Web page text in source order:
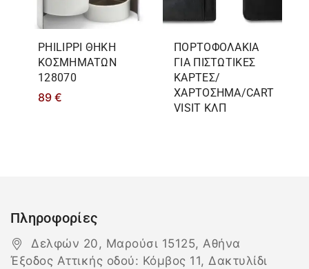
PHILIPPΙ ΘΗΚΗ
ΚΟΣΜΗΜΑΤΩΝ
128070
89 €
ΠΟΡΤΟΦΟΛΑΚΙΑ
ΓΙΑ ΠΙΣΤΩΤΙΚΕΣ
ΚΑΡΤΕΣ/
ΧΑΡΤΟΣΗΜΑ/CART
VISIT ΚΛΠ
Πληροφορίες
Δελφών 20, Μαρούσι 15125, Αθήνα
Έξοδος Αττικής οδού: Κόμβος 11, Δακτυλίδι